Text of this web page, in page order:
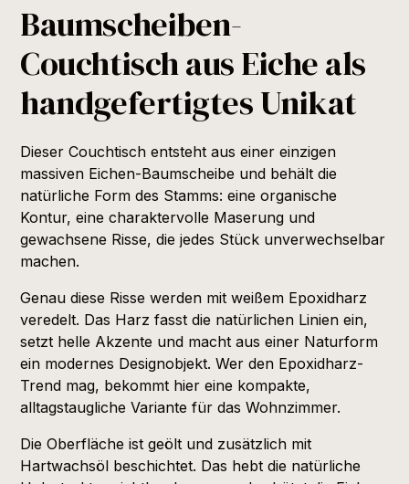
Baumscheiben-
Couchtisch aus Eiche als
handgefertigtes Unikat
Dieser Couchtisch entsteht aus einer einzigen
massiven Eichen-Baumscheibe und behält die
natürliche Form des Stamms: eine organische
Kontur, eine charaktervolle Maserung und
gewachsene Risse, die jedes Stück unverwechselbar
machen.
Genau diese Risse werden mit weißem Epoxidharz
veredelt. Das Harz fasst die natürlichen Linien ein,
setzt helle Akzente und macht aus einer Naturform
ein modernes Designobjekt. Wer den Epoxidharz-
Trend mag, bekommt hier eine kompakte,
alltagstaugliche Variante für das Wohnzimmer.
Die Oberfläche ist geölt und zusätzlich mit
Hartwachsöl beschichtet. Das hebt die natürliche